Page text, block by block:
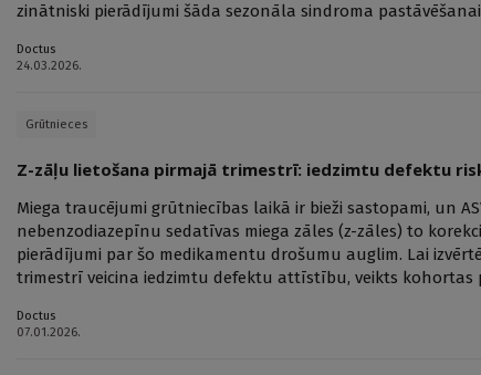
zinātniski pierādījumi šāda sezonāla sindroma
Doctus
24.03.2026.
Grūtnieces
Z-zāļu lietošana pirmajā trimestrī: iedzimtu defektu
Miega traucējumi grūtniecības laikā ir bieži sastopami, un
nebenzodiazepīnu sedatīvas miega zāles (z-zāles) to
pierādījumi par šo medikamentu drošumu auglim. Lai
trimestrī veicina iedzimtu defektu attīstību, veikts kohortas
Doctus
07.01.2026.